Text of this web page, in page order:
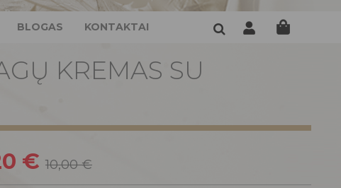
BLOGAS KONTAKTAI
KREMAS SU
€ 10,00 €